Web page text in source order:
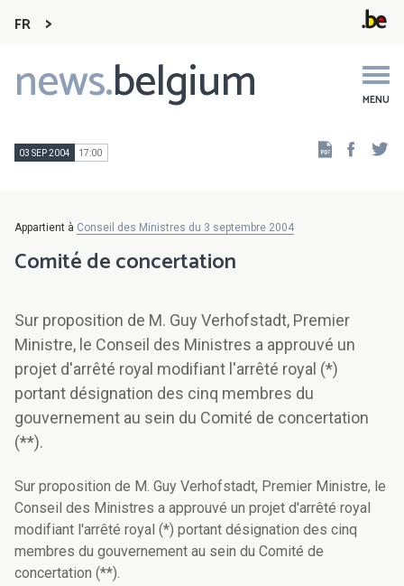
FR
news.belgium MENU
Main
navigation
03 SEP 2004 17:00
Appartient à Conseil des Ministres du 3 septembre 2004
Comité de concertation
Sur proposition de M. Guy Verhofstadt, Premier
Ministre, le Conseil des Ministres a approuvé un
projet d'arrêté royal modifiant l'arrêté royal (*)
portant désignation des cinq membres du
gouvernement au sein du Comité de concertation
(**).
Sur proposition de M. Guy Verhofstadt, Premier Ministre, le
Conseil des Ministres a approuvé un projet d'arrêté royal
modifiant l'arrêté royal (*) portant désignation des cinq
membres du gouvernement au sein du Comité de
concertation (**).